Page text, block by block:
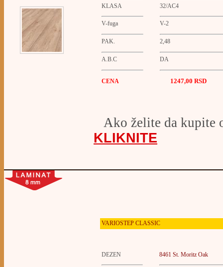
KLASA 32/AC4
V-fuga V-2
PAK. 2,48
A.B.C DA
CENA 1247,00 RSD
Ako želite da kupite
KLIKNITE
VARIOSTEP CLASSIC
DEZEN 8461 St. Moritz Oak